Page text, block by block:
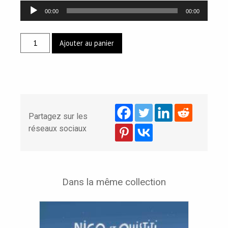
Lecteur
00:00 00:00
quantité
de
PÔLE
Ajouter au panier
Partagez sur les
réseaux sociaux
Dans la même collection